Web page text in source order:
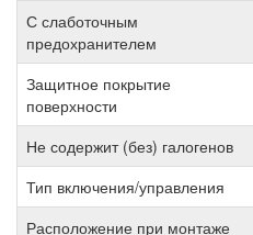
С слаботочным
предохранителем
Защитное покрытие
поверхности
Не содержит (без) галогенов
Тип включения/управления
Расположение при монтаже